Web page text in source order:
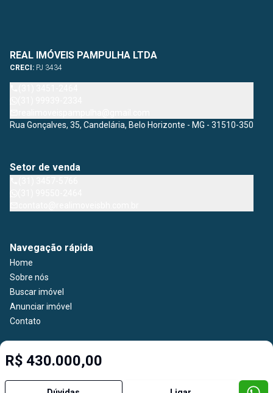
R$ 430.000,00
REAL IMÓVEIS PAMPULHA LTDA
CRECI: PJ 3434
Rua Gonçalves, 35, Candelária, Belo Horizonte - MG - 31510-350
Setor de venda
Navegação rápida
Home
Sobre nós
Buscar imóvel
Anunciar imóvel
Contato
Selo de Tecnologia Loft